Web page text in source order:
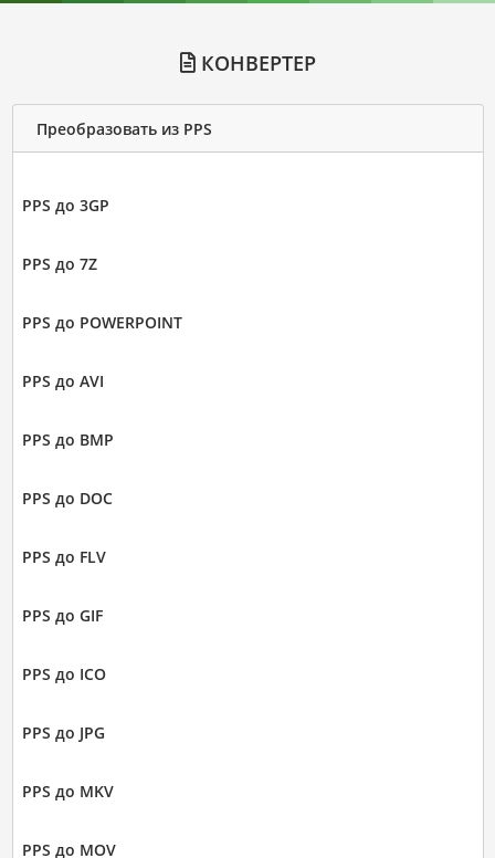
КОНВЕРТЕР
Преобразовать из PPS
PPS до 3GP
PPS до 7Z
PPS до POWERPOINT
PPS до AVI
PPS до BMP
PPS до DOC
PPS до FLV
PPS до GIF
PPS до ICO
PPS до JPG
PPS до MKV
PPS до MOV